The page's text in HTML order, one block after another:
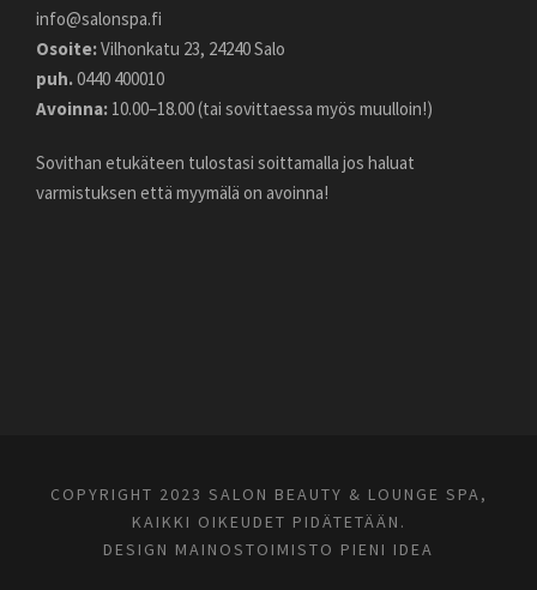
info@salonspa.fi
Osoite:Vilhonkatu 23, 24240 Salo
puh.0440 400010
Avoinna: 10.00–18.00 (tai sovittaessa myös muulloin!)
Sovithan etukäteen tulostasi soittamalla jos haluat
varmistuksen että myymälä on avoinna!
COPYRIGHT 2023 SALON BEAUTY & LOUNGE SPA,
KAIKKI OIKEUDET PIDÄTETÄÄN.
DESIGN MAINOSTOIMISTO PIENI IDEA